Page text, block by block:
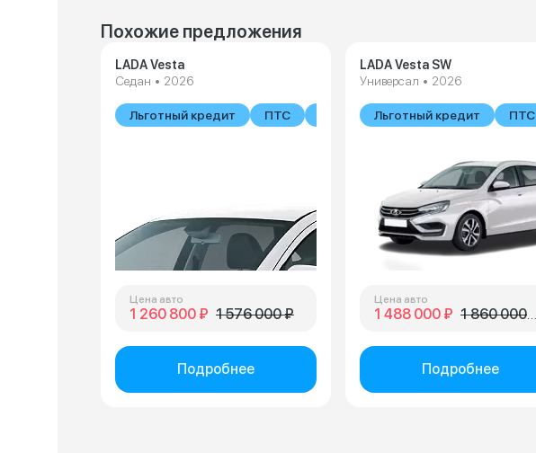
Похожие предложения
LADA Vesta
Седан • 2026
Льготный кредит ПТС В наличии
Цена авто
1 260 800 ₽ 1 576 000 ₽
Подробнее
LADA Vesta SW
Универсал • 2026
Льготный кредит ПТС
Цена авто
1 488 000 ₽ 1 860 000 ₽
Подробнее